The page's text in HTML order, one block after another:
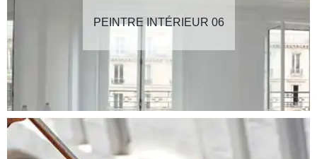
PEINTRE INTÉRIEUR 06